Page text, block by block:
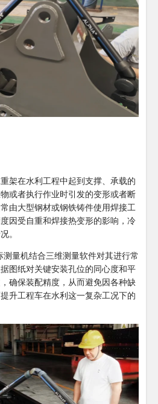
架在水利工程中起到支撑、承载的
或者执行作业时引发的变形或者断
由大型钢材或钢铁铸件使用焊接工
因受自重和焊接热变形的影响，冷
。
量机结合三维测量软件对其进行常
图纸对关键安装孔位的同心度和平
确保装配精度，从而避免因各种缺
升工程车在水利这一复杂工况下的